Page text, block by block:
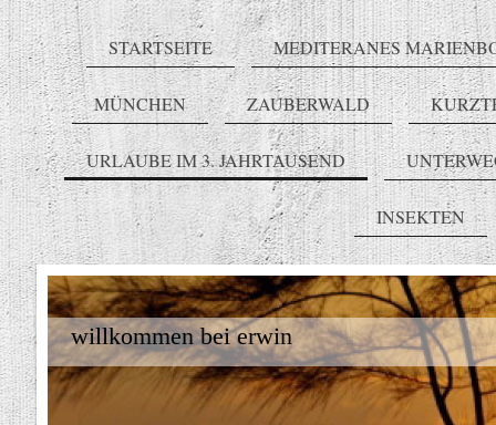
STARTSEITE MEDITERANES
MÜNCHEN ZAUBERWALD
URLAUBE IM 3. JAHRTAUSEND
INSEKTEN
willkommen bei erwin